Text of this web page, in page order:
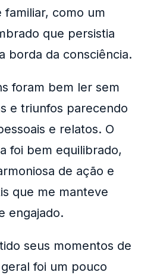
familiar, como um
que persistia
borda da consciência.
foram bem ler sem
e triunfos parecendo
e relatos. O
foi bem equilibrado,
de ação e
que me manteve
engajado.
seus momentos de
foi um pouco